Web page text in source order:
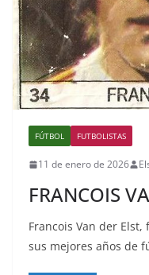
FÚTBOL FUTBOLISTAS
11 de enero de 2026
FRANCOIS
Francois Van der
sus mejores años de